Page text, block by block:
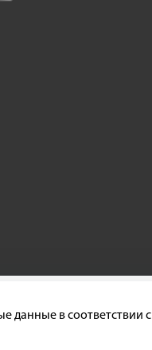
данные в соответствии с